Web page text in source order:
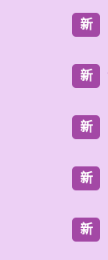
新
新
新
新
新